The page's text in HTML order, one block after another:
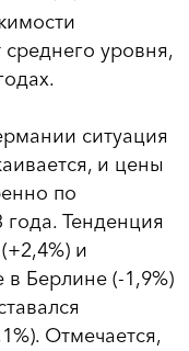
среднего уровня,
ситуация
и цены
по
Тенденция
и
Берлине (-1,9%)
Отмечается,